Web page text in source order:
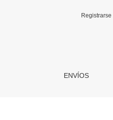
ENVÍOS
Registrarse